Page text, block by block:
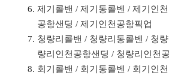
제기콜밴 / 제기동콜벤 / 제기인
공항샌딩 / 제기인천공항픽업
청량리콜밴 / 청량리동콜벤 / 청
량리인천공항샌딩 / 청량리인천
회기콜밴 / 회기동콜벤 / 회기인